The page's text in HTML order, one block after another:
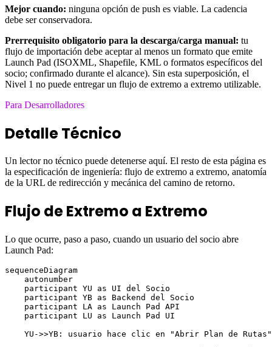
Mejor cuando: ninguna opción de push es viable. La cadencia
debe ser conservadora.
Prerrequisito obligatorio para la descarga/carga manual: tu
flujo de importación debe aceptar al menos un formato que emite
Launch Pad (ISOXML, Shapefile, KML o formatos específicos del
socio; confirmado durante el alcance). Sin esta superposición, el
Nivel 1 no puede entregar un flujo de extremo a extremo utilizable.
Para Desarrolladores
Detalle Técnico
Un lector no técnico puede detenerse aquí. El resto de esta página es
la especificación de ingeniería: flujo de extremo a extremo, anatomía
de la URL de redirección y mecánica del camino de retorno.
Flujo de Extremo a Extremo
Lo que ocurre, paso a paso, cuando un usuario del socio abre
Launch Pad:
sequenceDiagram
    autonumber
    participant YU as UI del Socio
    participant YB as Backend del Socio
    participant LA as Launch Pad API
    participant LU as Launch Pad UI
    YU->>YB: usuario hace clic en "Abrir Plan de Rutas"